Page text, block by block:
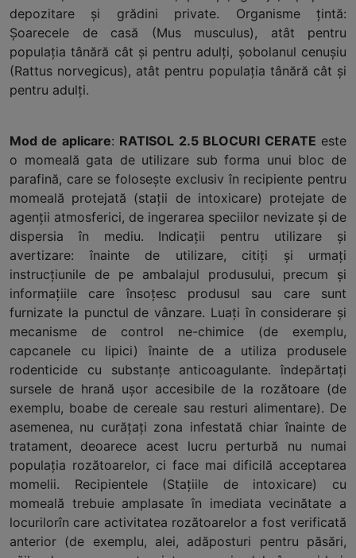
depozitare şi grădini private. Organisme ţintă:
Şoarecele de casă (Mus musculus), atât pentru
populaţia tânără cât şi pentru adulţi, şobolanul cenuşiu
(Rattus norvegicus), atât pentru populaţia tânără cât şi
pentru adulţi.
Mod de aplicare: RATISOL 2.5 BLOCURI CERATE este
o momeală gata de utilizare sub forma unui bloc de
parafină, care se foloseşte exclusiv în recipiente pentru
momeală protejată (staţii de intoxicare) protejate de
agenţii atmosferici, de ingerarea speciilor nevizate şi de
dispersia în mediu. Indicaţii pentru utilizare şi
avertizare: înainte de utilizare, citiţi şi urmaţi
instrucţiunile de pe ambalajul produsului, precum şi
informaţiile care însoţesc produsul sau care sunt
furnizate la punctul de vânzare. Luaţi în considerare şi
mecanisme de control ne-chimice (de exemplu,
capcanele cu lipici) înainte de a utiliza produsele
rodenticide cu substanţe anticoagulante. îndepărtaţi
sursele de hrană uşor accesibile de la rozătoare (de
exemplu, boabe de cereale sau resturi alimentare). De
asemenea, nu curăţaţi zona infestată chiar înainte de
tratament, deoarece acest lucru perturbă nu numai
populaţia rozătoarelor, ci face mai dificilă acceptarea
momelii. Recipientele (Staţiile de intoxicare) cu
momeală trebuie amplasate în imediata vecinătate a
locurilorîn care activitatea rozătoarelor a fost verificată
anterior (de exemplu, alei, adăposturi pentru păsări,